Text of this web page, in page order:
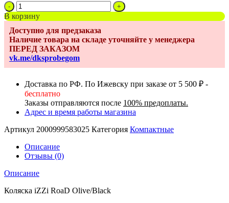
Количество
товара
Коляска
iZZi
RoaD
Olive/Black
В корзину
Доступно для предзаказа
Наличие товара на складе уточняйте у менеджера
ПЕРЕД ЗАКАЗОМ
vk.me/dksprobegom
Доставка по РФ. По Ижевску при заказе от 5 500 ₽ -
бесплатно
Заказы отправляются после 100% предоплаты.
Адрес и время работы магазина
Артикул 2000999583025 Категория Компактные
Описание
Отзывы (0)
Описание
Коляска iZZi RoaD Olive/Black